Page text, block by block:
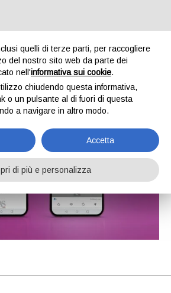
quelli di terze parti, per raccogliere
del nostro sito web da parte dei
nell'informativa sui cookie.
chiudendo questa informativa,
o un pulsante al di fuori di questa
a navigare in altro modo.
Accetta
di più e personalizza